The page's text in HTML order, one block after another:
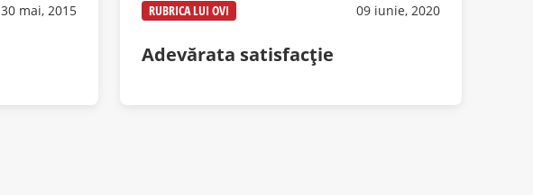
30 mai, 2015 RUBRICA LUI OVI 09 iunie, 2020
Adevărata satisfacție